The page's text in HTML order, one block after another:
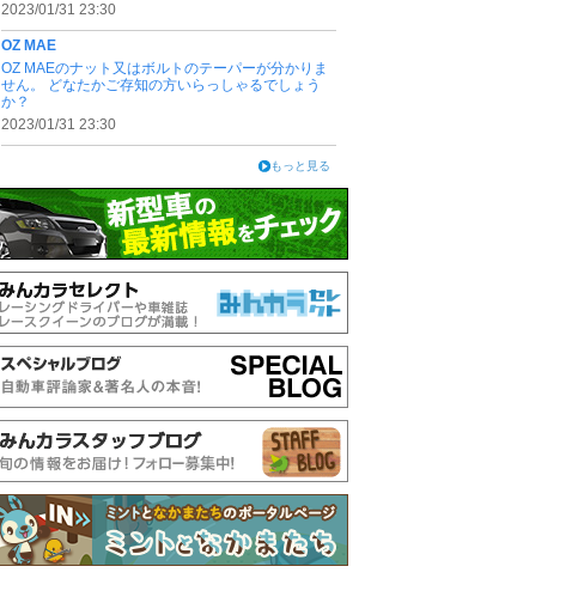
2023/01/31 23:30
OZ MAE
OZ MAEのナット又はボルトのテーパーが分かりま
せん。 どなたかご存知の方いらっしゃるでしょう
か？
2023/01/31 23:30
もっと見る